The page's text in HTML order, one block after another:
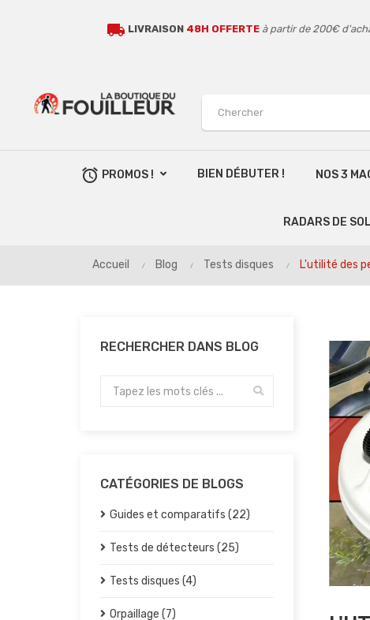
local_shipping LIVRAISON 48H OFFERTE à partir de 200€
alarm PROMOS ! BIEN DÉBUTER ! NOS 3
RADARS DE SOL
Accueil Blog Tests disques L'utilité des
RECHERCHER DANS BLOG
CATÉGORIES DE BLOGS
Guides et comparatifs (22)
Tests de détecteurs (25)
Tests disques (4)
Orpaillage (7)